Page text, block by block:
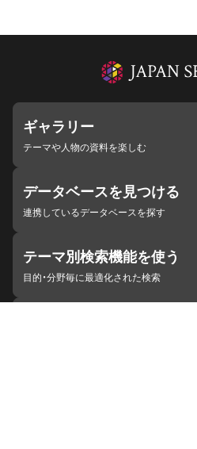
ギャラリー
テーマや人物の資料を楽しむ
データベースを見つける
連携しているデータベースを探す
テーマ別検索機能を使う
目的・分野毎に最適化された検索